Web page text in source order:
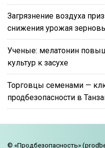
Загрязнение воздуха
снижения урожая
Ученые: мелатонин
культур к засухе
Торговцы семенами —
продбезопасности в
© «Продбезопасность»